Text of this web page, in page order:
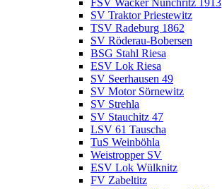
FSV Wacker Nünchritz 1913
SV Traktor Priestewitz
TSV Radeburg 1862
SV Röderau-Bobersen
BSG Stahl Riesa
ESV Lok Riesa
SV Seerhausen 49
SV Motor Sörnewitz
SV Strehla
SV Stauchitz 47
LSV 61 Tauscha
TuS Weinböhla
Weistropper SV
ESV Lok Wülknitz
FV Zabeltitz